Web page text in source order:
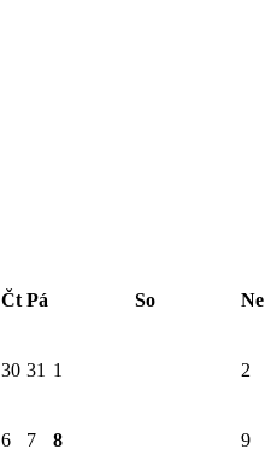
Čt Pá So Ne
30 31 1 2
6 7 8 9